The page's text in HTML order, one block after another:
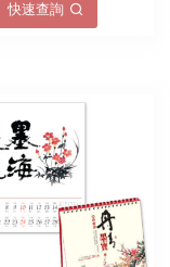
快速查詢